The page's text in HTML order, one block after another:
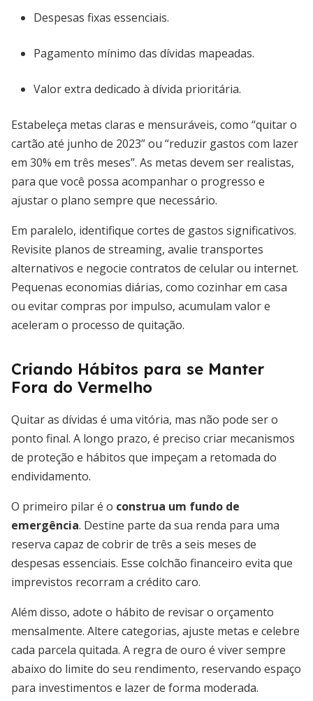
Despesas fixas essenciais.
Pagamento mínimo das dívidas mapeadas.
Valor extra dedicado à dívida prioritária.
Estabeleça metas claras e mensuráveis, como “quitar o
cartão até junho de 2023” ou “reduzir gastos com lazer
em 30% em três meses”. As metas devem ser realistas,
para que você possa acompanhar o progresso e
ajustar o plano sempre que necessário.
Em paralelo, identifique cortes de gastos significativos.
Revisite planos de streaming, avalie transportes
alternativos e negocie contratos de celular ou internet.
Pequenas economias diárias, como cozinhar em casa
ou evitar compras por impulso, acumulam valor e
aceleram o processo de quitação.
Criando Hábitos para se Manter
Fora do Vermelho
Quitar as dívidas é uma vitória, mas não pode ser o
ponto final. A longo prazo, é preciso criar mecanismos
de proteção e hábitos que impeçam a retomada do
endividamento.
O primeiro pilar é o construa um fundo de
emergência. Destine parte da sua renda para uma
reserva capaz de cobrir de três a seis meses de
despesas essenciais. Esse colchão financeiro evita que
imprevistos recorram a crédito caro.
Além disso, adote o hábito de revisar o orçamento
mensalmente. Altere categorias, ajuste metas e celebre
cada parcela quitada. A regra de ouro é viver sempre
abaixo do limite do seu rendimento, reservando espaço
para investimentos e lazer de forma moderada.